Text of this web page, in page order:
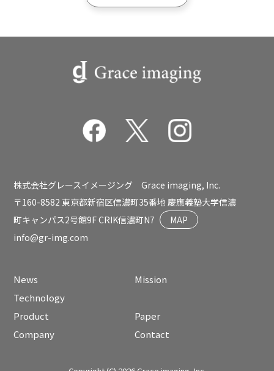
株式会社グレースイメージング Grace imaging, Inc.
〒160-8582 東京都新宿区信濃町35番地 慶應義塾大学信濃
町キャンパス2号館9F CRIK信濃町N7
MAP
info@gr-img.com
News
Mission
Technology
Product
Paper
Company
Contact